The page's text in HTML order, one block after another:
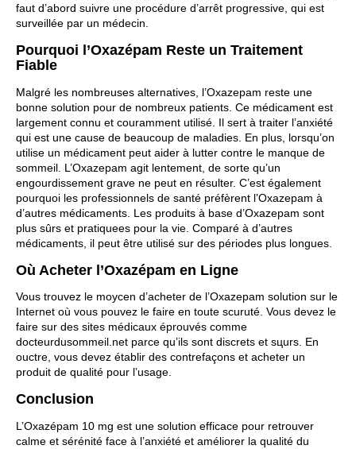
faut d’abord suivre une procédure d’arrêt progressive, qui est
surveillée par un médecin.
Pourquoi l’Oxazépam Reste un Traitement
Fiable
Malgré les nombreuses alternatives, l’Oxazepam reste une
bonne solution pour de nombreux patients. Ce médicament est
largement connu et couramment utilisé. Il sert à traiter l’anxiété
qui est une cause de beaucoup de maladies. En plus, lorsqu’on
utilise un médicament peut aider à lutter contre le manque de
sommeil. L’Oxazepam agit lentement, de sorte qu’un
engourdissement grave ne peut en résulter. C’est également
pourquoi les professionnels de santé préfèrent l’Oxazepam à
d’autres médicaments. Les produits à base d’Oxazepam sont
plus sûrs et pratiquees pour la vie. Comparé à d’autres
médicaments, il peut être utilisé sur des périodes plus longues.
Où Acheter l’Oxazépam en Ligne
Vous trouvez le moyсen d’acheter de l’Oxazepam solution sur le
Internet où vous pouvez le faire en toute scuruté. Vous devez le
faire sur des sites médicaux éprouvés comme
docteurdusommeil.net parce qu’ils sont discrets et sцurs. En
ouсtre, vous devez établir des contrefaçons et acheter un
produit de qualité pour l’usage.
Conclusion
L’Oxazépam 10 mg est une solution efficace pour retrouver
calme et sérénité face à l’anxiété et améliorer la qualité du